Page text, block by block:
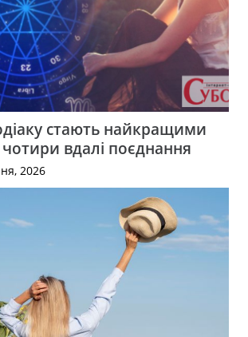
стають найкращими
вдалі поєднання
2026